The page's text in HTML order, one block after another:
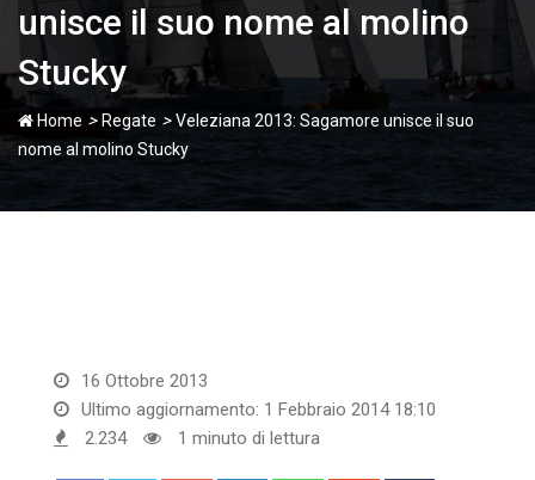
unisce il suo nome al molino
Stucky
Home > Regate >Veleziana 2013: Sagamore unisce il suo
nome al molino Stucky
16 Ottobre 2013
Ultimo aggiornamento: 1 Febbraio 2014 18:10
2.234
1 minuto di lettura